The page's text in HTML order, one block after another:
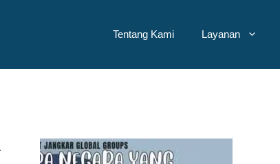
Tentang Kami Layanan